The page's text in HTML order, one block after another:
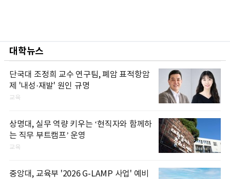
대학뉴스
단국대 조정희 교수 연구팀, 폐암 표적항암
제 '내성·재발' 원인 규명
교육
상명대, 실무 역량 키우는 ‘현직자와 함께하
는 직무 부트캠프’ 운영
교육
중앙대, 교육부 '2026 G-LAMP 사업' 예비